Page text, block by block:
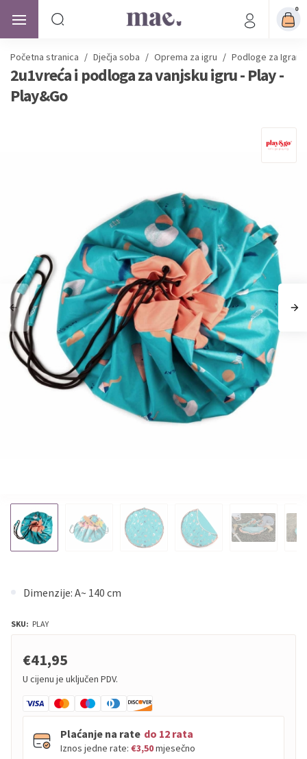
0
Početna stranica / Dječja soba / Oprema za igru / Podloge za
2u1vreća i podloga za vanjsku igru - Play -
Play&Go
Dimenzije: A~ 140 cm
SKU: PLAY
€41,95
U cijenu je uključen PDV.
Plaćanje na rate do 12 rata
Iznos jedne rate: €3,50mjesečno